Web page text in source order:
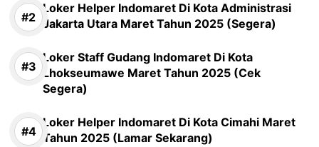
Loker Helper Indomaret Di Kota Administrasi
Jakarta Utara Maret Tahun 2025 (Segera)
Loker Staff Gudang Indomaret Di Kota
Lhokseumawe Maret Tahun 2025 (Cek
Segera)
Loker Helper Indomaret Di Kota Cimahi Maret
Tahun 2025 (Lamar Sekarang)